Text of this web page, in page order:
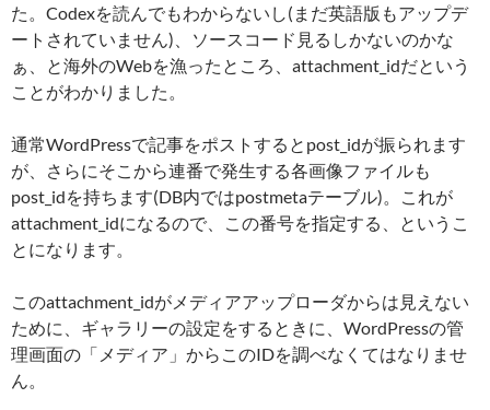
た。Codexを読んでもわからないし(まだ英語版もアップデ
ートされていません)、ソースコード見るしかないのかな
ぁ、と海外のWebを漁ったところ、attachment_idだという
ことがわかりました。
通常WordPressで記事をポストするとpost_idが振られます
が、さらにそこから連番で発生する各画像ファイルも
post_idを持ちます(DB内ではpostmetaテーブル)。これが
attachment_idになるので、この番号を指定する、というこ
とになります。
このattachment_idがメディアアップローダからは見えない
ために、ギャラリーの設定をするときに、WordPressの管
理画面の「メディア」からこのIDを調べなくてはなりませ
ん。